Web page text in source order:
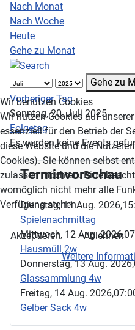
Nach Monat
Nach Woche
Heute
Gehe zu Monat
Gehe zu
Vorheriger Tag
Sonntag, 20. Juli 2025
Folgetag
Es wurden keine Events
Terminvorschau
Dienstag, 11 Aug. 2026,
Spielenachmittag
Mittwoch, 12 Aug. 2026,
Hausmüll 2w
Donnerstag, 13 Aug. 2026,
Glassammlung 4w
Freitag, 14 Aug. 2026,
Gelber Sack 4w
Wir benutzen Cookies
Wir nutzen Cookies auf
essenziell für den Betrieb der
diese Website und die
Cookies). Sie können selbst
zulassen möchten. Bitte
womöglich nicht mehr alle
Verfügung stehen.
Akzeptieren
Ablehnen
Weitere